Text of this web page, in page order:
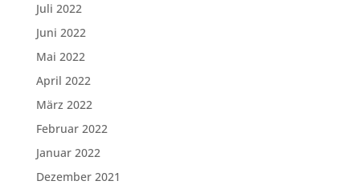
Juli 2022
Juni 2022
Mai 2022
April 2022
März 2022
Februar 2022
Januar 2022
Dezember 2021